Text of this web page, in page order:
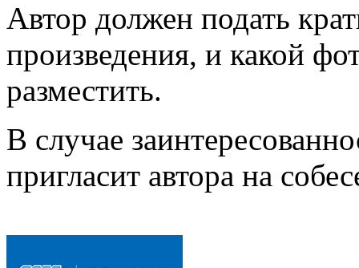
Автор должен подать
произведения, и какой
разместить.
В случае
пригласит автора на